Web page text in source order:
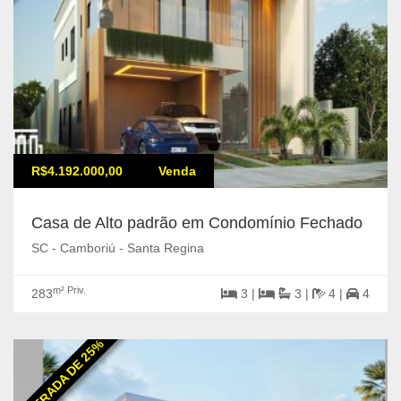
R$4.192.000,00 Venda
Casa de Alto padrão em Condomínio Fechado
SC - Camboriú - Santa Regina
283m² Priv. 3 | 3 | 4 | 4
ENTRADA DE 25%